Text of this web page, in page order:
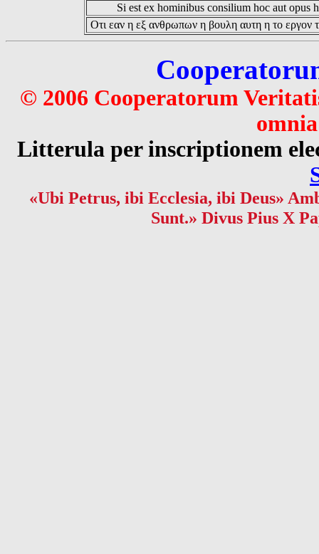
Si est ex hominibus consilium hoc aut opus
Οτι εαν η εξ ανθρωπων η βουλη αυτη η το εργον
© 2006 Cooperatorum
Litterula per inscriptionem
«Ubi Petrus, ibi Ecclesia, ibi Deus»
Sunt.» Divus Pius X